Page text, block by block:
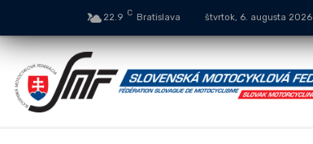
22.9 C Bratislava štvrtok, 6. augusta 2026